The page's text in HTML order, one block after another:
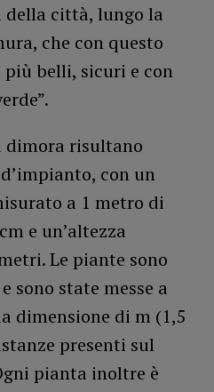
della città, lungo la
che con questo
belli, sicuri e con
dimora risultano
con un
a 1 metro di
e un’altezza
Le piante sono
sono state messe a
dimensione di m (1,5
presenti sul
pianta inoltre è